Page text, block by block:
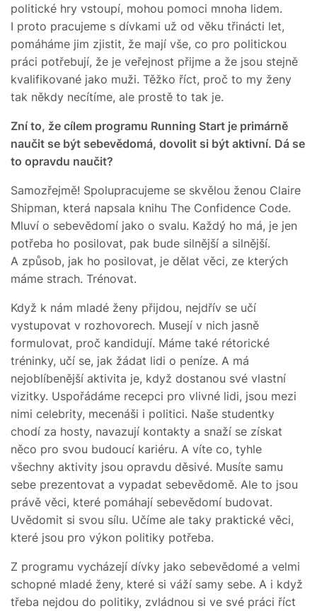
politické hry vstoupí, mohou pomoci mnoha lidem.
I proto pracujeme s dívkami už od věku třinácti let,
pomáháme jim zjistit, že mají vše, co pro politickou
práci potřebují, že je veřejnost přijme a že jsou stejně
kvalifikované jako muži. Těžko říct, proč to my ženy
tak někdy necítíme, ale prostě to tak je.
Zní to, že cílem programu Running Start je primárně
naučit se být sebevědomá, dovolit si být aktivní. Dá se
to opravdu naučit?
Samozřejmě! Spolupracujeme se skvělou ženou Claire
Shipman, která napsala knihu The Confidence Code.
Mluví o sebevědomí jako o svalu. Každý ho má, je jen
potřeba ho posilovat, pak bude silnější a silnější.
A způsob, jak ho posilovat, je dělat věci, ze kterých
máme strach. Trénovat.
Když k nám mladé ženy přijdou, nejdřív se učí
vystupovat v rozhovorech. Musejí v nich jasně
formulovat, proč kandidují. Máme také rétorické
tréninky, učí se, jak žádat lidi o peníze. A má
nejoblíbenější aktivita je, když dostanou své vlastní
vizitky. Uspořádáme recepci pro vlivné lidi, jsou mezi
nimi celebrity, mecenáši i politici. Naše studentky
chodí za hosty, navazují kontakty a snaží se získat
něco pro svou budoucí kariéru. A víte co, tyhle
všechny aktivity jsou opravdu děsivé. Musíte samu
sebe prezentovat a vypadat sebevědomě. Ale to jsou
právě věci, které pomáhají sebevědomí budovat.
Uvědomit si svou sílu. Učíme ale taky praktické věci,
které jsou pro výkon politiky potřeba.
Z programu vycházejí dívky jako sebevědomé a velmi
schopné mladé ženy, které si váží samy sebe. A i když
třeba nejdou do politiky, zvládnou si ve své práci říct